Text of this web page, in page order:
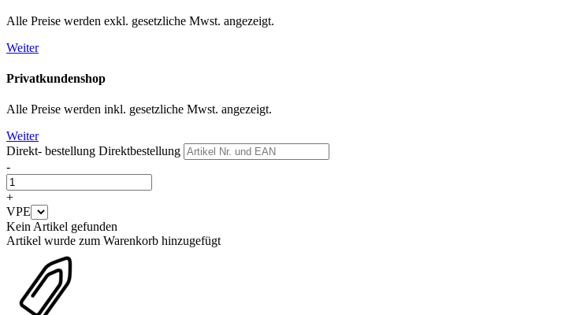
Alle Preise werden exkl. gesetzliche Mwst. angezeigt.
Weiter
Privatkundenshop
Alle Preise werden inkl. gesetzliche Mwst. angezeigt.
Weiter
Direkt- bestellung Direktbestellung
-
+
VPE
Kein Artikel gefunden
Artikel wurde zum Warenkorb hinzugefügt